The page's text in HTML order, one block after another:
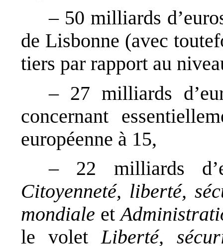
– 50 milliards
de Lisbonne (avec
tiers par rapport au
– 27 milliards
concernant
européenne à 15,
– 22 milliards
Citoyenneté, liberté,
mondiale et
le voletLiberté,